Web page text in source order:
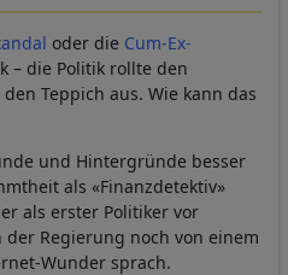
oder die Cum-Ex-
– die Politik rollte den
Teppich aus. Wie kann das
und Hintergründe besser
als «Finanzdetektiv»
als erster Politiker vor
Regierung noch von einem
Wunder sprach.